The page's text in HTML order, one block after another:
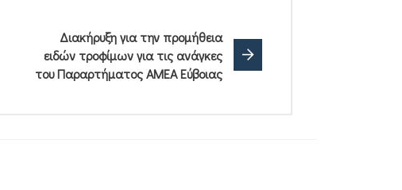
Διακήρυξη για την προμήθεια
ειδών τροφίμων για τις ανάγκες
του Παραρτήματος ΑΜΕΑ Εύβοιας